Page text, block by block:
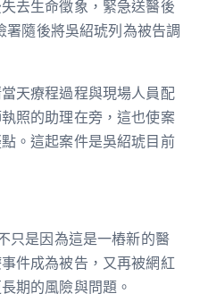
去生命徵象，緊急送醫後
署隨後將吳紹琥列為被告調
天療程過程與現場人員配
照的助理在旁，這也使案
。這起案件是吳紹琥目前
只是因為這是一樁新的醫
件成為被告，又再被網紅
期的風險與問題。